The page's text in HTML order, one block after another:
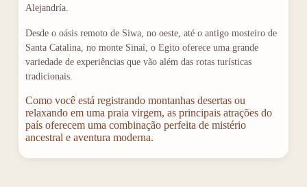
Alejandría.
Desde o oásis remoto de Siwa, no oeste, até o antigo mosteiro de
Santa Catalina, no monte Sinaí, o Egito oferece uma grande
variedade de experiências que vão além das rotas turísticas
tradicionais.
Como você está registrando montanhas desertas ou
relaxando em uma praia virgem, as principais atrações do
país oferecem uma combinação perfeita de mistério
ancestral e aventura moderna.